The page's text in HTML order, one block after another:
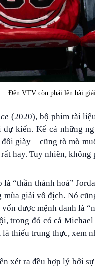
Đến VTV còn phải lên bài
(2020), bộ phim tài
dự kiến. Kể cả những
đôi giày – cũng tò mò
hay. Tuy nhiên,
là “thần thánh hoá”
giải vô địch. Nó
được mệnh danh là
trong đó có cả
thiếu trung thực, xem
xét ra đều hợp lý bởi